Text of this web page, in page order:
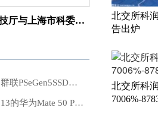
宁夏科技厅与上海市科委签署新一轮科技合作框架协议
读取速度达12GB/s以上！群联PSeGen5SSD本月上市
鸿蒙3.0加持！换装EMUI 13的华为Mate 50 Pro将推出
北交所科
告出炉
北交所科
7006%-